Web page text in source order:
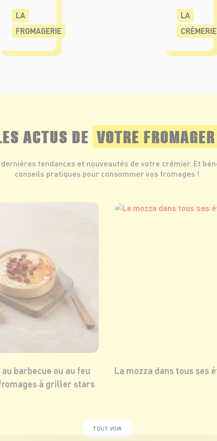
LA
FROMAGERIE
LA
CRÈMERIE
ACTUS DE VOTRE FROMAGER
tendances et nouveautés de votre crémier. Et
conseils pratiques pour consommer vos fromages !
barbecue ou au feu
à griller stars
La mozza dans tous ses
TOUT VOIR